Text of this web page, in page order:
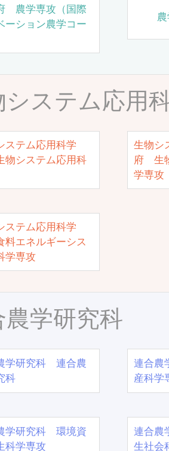
農学専攻（国際
ーション農学コー
システム応用
ステム応用科学
システム応用科
生物シ
府 生
学専攻
ステム応用科学
エネルギーシス
学専攻
農学研究科
学研究科 連合農
科
連合農
産科学
学研究科 環境資
科学専攻
連合農
生社会